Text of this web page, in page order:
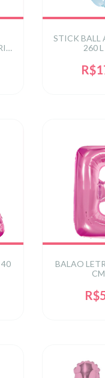
STICK BALL
260
BALAO